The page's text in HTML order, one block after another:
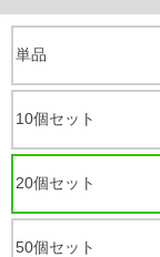
単品
10個セット
20個セット
50個セット